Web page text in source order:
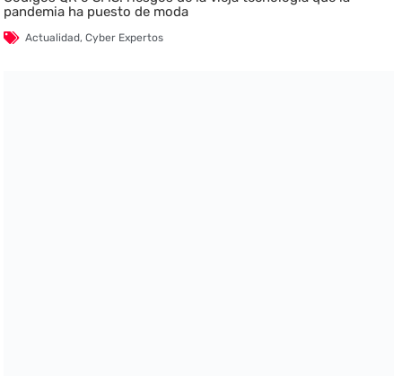
pandemia ha puesto de moda
Actualidad,Cyber Expertos